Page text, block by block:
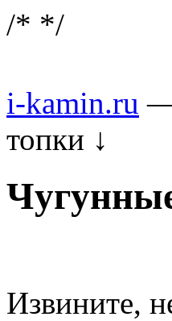
/* */
i-kamin.ru
топки ↓
Извините,